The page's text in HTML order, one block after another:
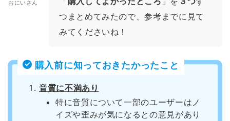
おにいさん
つまとめてみたので、参考までに見て
みてくださいね！
購入前に知っておきたかったこと
音質に不満あり
特に音質について一部のユーザーはノ
イズや歪みが気になるとの意見があり